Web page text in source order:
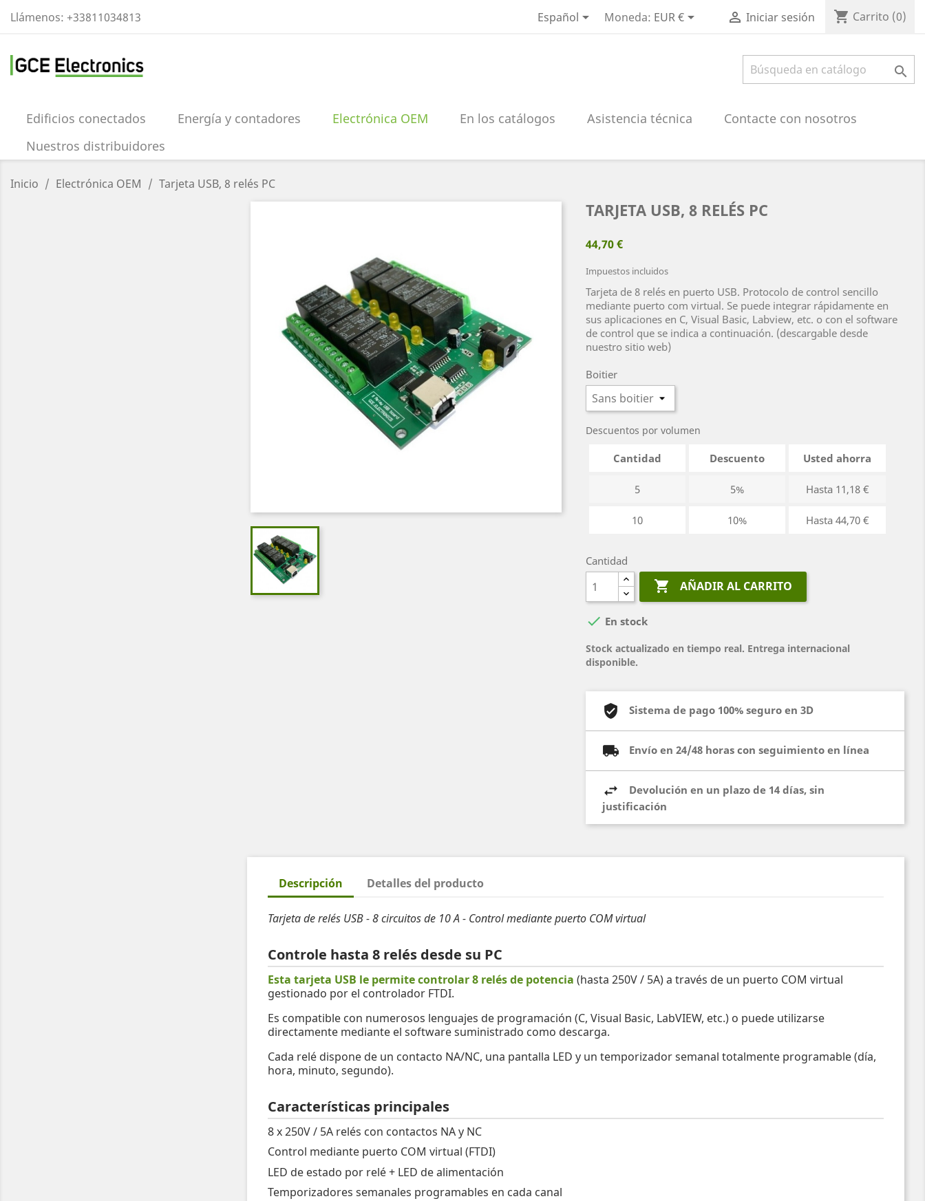
Llámenos: +33811034813 Español Moneda: EUR €  Iniciar sesión shopping_cart Carrito (0)

Edificios conectados Energía y contadores Electrónica OEM En los catálogos Asistencia técnica
Contacte con nosotros
Nuestros distribuidores
Inicio Electrónica OEM Tarjeta USB, 8 relés PC
TARJETA USB, 8 RELÉS PC
44,70 €
Impuestos incluidos
Tarjeta de 8 relés en puerto USB. Protocolo de control sencillo
mediante puerto com virtual. Se puede integrar rápidamente en
sus aplicaciones en C, Visual Basic, Labview, etc. o con el software
de control que se indica a continuación. (descargable desde
nuestro sitio web)
Boitier
Descuentos por volumen
Cantidad Descuento Usted ahorra
5 5% Hasta 11,18 €
10 10% Hasta 44,70 €
Cantidad
 AÑADIR AL CARRITO
 En stock
Stock actualizado en tiempo real. Entrega internacional
disponible.
Sistema de pago 100% seguro en 3D
Envío en 24/48 horas con seguimiento en línea
Devolución en un plazo de 14 días, sin
justificación
Descripción Detalles del producto
Tarjeta de relés USB - 8 circuitos de 10 A - Control mediante puerto COM virtual
Controle hasta 8 relés desde su PC
Esta tarjeta USB le permite controlar 8 relés de potencia (hasta 250V / 5A) a través de un puerto COM virtual
gestionado por el controlador FTDI.
Es compatible con numerosos lenguajes de programación (C, Visual Basic, LabVIEW, etc.) o puede utilizarse
directamente mediante el software suministrado como descarga.
Cada relé dispone de un contacto NA/NC, una pantalla LED y un temporizador semanal totalmente programable (día,
hora, minuto, segundo).
Características principales
8 x 250V / 5A relés con contactos NA y NC
Control mediante puerto COM virtual (FTDI)
LED de estado por relé + LED de alimentación
Temporizadores semanales programables en cada canal